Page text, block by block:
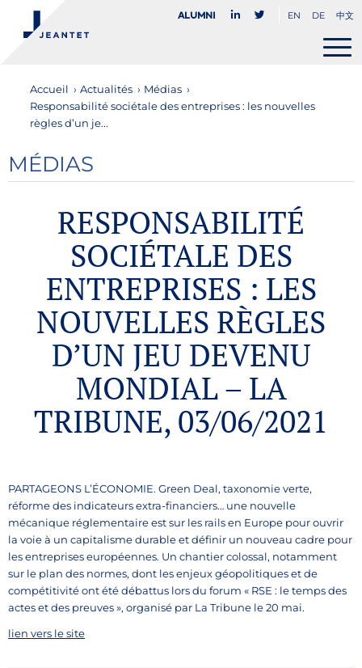
Alumni EN DE 中文
Accueil › Actualités › Médias ›
Responsabilité sociétale des entreprises : les nouvelles
règles d’un je...
MÉDIAS
RESPONSABILITÉ
SOCIÉTALE DES
ENTREPRISES : LES
NOUVELLES RÈGLES
D’UN JEU DEVENU
MONDIAL – LA
TRIBUNE, 03/06/2021
PARTAGEONS L’ÉCONOMIE. Green Deal, taxonomie verte,
réforme des indicateurs extra-financiers… une nouvelle
mécanique réglementaire est sur les rails en Europe pour ouvrir
la voie à un capitalisme durable et définir un nouveau cadre pour
les entreprises européennes. Un chantier colossal, notamment
sur le plan des normes, dont les enjeux géopolitiques et de
compétitivité ont été débattus lors du forum « RSE : le temps des
actes et des preuves », organisé par La Tribune le 20 mai.
lien vers le site